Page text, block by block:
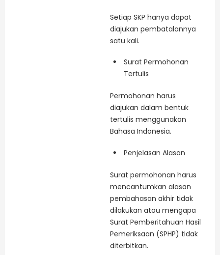
Setiap SKP hanya dapat
diajukan pembatalannya
satu kali.
Surat Permohonan
Tertulis
Permohonan harus
diajukan dalam bentuk
tertulis menggunakan
Bahasa Indonesia.
Penjelasan Alasan
Surat permohonan harus
mencantumkan alasan
pembahasan akhir tidak
dilakukan atau mengapa
Surat Pemberitahuan Hasil
Pemeriksaan (SPHP) tidak
diterbitkan.